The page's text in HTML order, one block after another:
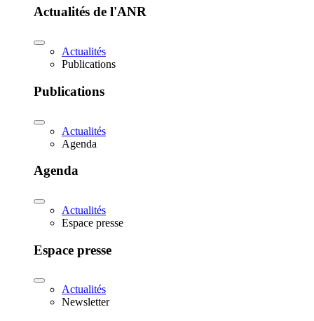
Actualités de l'ANR
Actualités
Publications
Publications
Actualités
Agenda
Agenda
Actualités
Espace presse
Espace presse
Actualités
Newsletter